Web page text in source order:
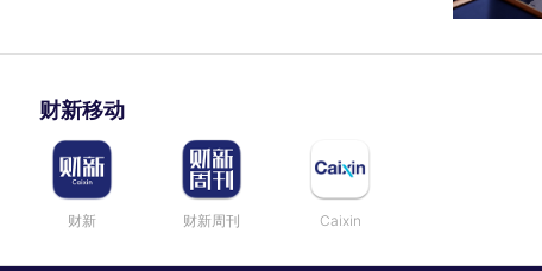
财新移动
财新 财新周刊 Caixin